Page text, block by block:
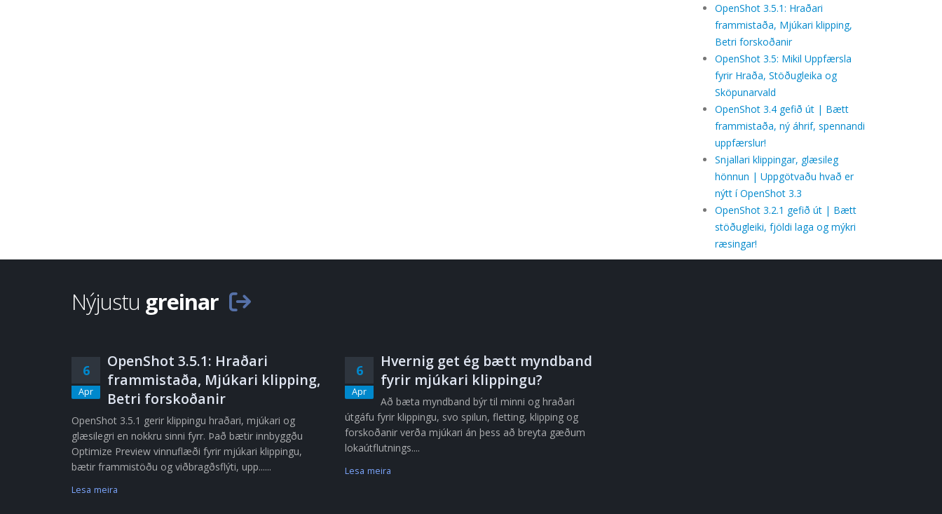
OpenShot 3.5.1: Hraðari
frammistaða, Mjúkari klipping,
Betri forskoðanir
OpenShot 3.5: Mikil Uppfærsla
fyrir Hraða, Stöðugleika og
Sköpunarvald
OpenShot 3.4 gefið út | Bætt
frammistaða, ný áhrif, spennandi
uppfærslur!
Snjallari klippingar, glæsileg
hönnun | Uppgötvaðu hvað er
nýtt í OpenShot 3.3
OpenShot 3.2.1 gefið út | Bætt
stöðugleiki, fjöldi laga og mýkri
ræsingar!
Nýjustu greinar
6
Apr
OpenShot 3.5.1: Hraðari
frammistaða, Mjúkari klipping,
Betri forskoðanir
OpenShot 3.5.1 gerir klippingu hraðari, mjúkari og
glæsilegri en nokkru sinni fyrr. Það bætir innbyggðu
Optimize Preview vinnuflæði fyrir mjúkari klippingu,
bætir frammistöðu og viðbragðsflýti, upp......
Lesa meira
6
Apr
Hvernig get ég bætt myndband
fyrir mjúkari klippingu?
Að bæta myndband býr til minni og hraðari
útgáfu fyrir klippingu, svo spilun, fletting, klipping og
forskoðanir verða mjúkari án þess að breyta gæðum
lokaútflutnings....
Lesa meira